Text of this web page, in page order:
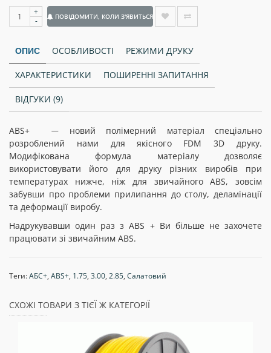
+
-
ПОВІДОМИТИ, КОЛИ З'ЯВИТЬСЯ
ОПИС ОСОБЛИВОСТІ РЕЖИМИ ДРУКУ
ХАРАКТЕРИСТИКИ ПОШИРЕННІ ЗАПИТАННЯ
ВІДГУКИ (9)
ABS+ —
новий полімерний матеріал спеціально
розроблений нами для якісного FDM 3D друку.
Модифікована формула матеріалу дозволяє
використовувати його для друку різних виробів при
температурах нижче, ніж для звичайного ABS, зовсім
забувши про проблеми прилипання до столу, деламінації
та деформації виробу.
Надрукувавши один раз з АBS + Ви більше не захочете
працювати зі звичайним АBS.
Теги:АБС+, ABS+, 1.75, 3.00, 2.85, Салатовий
СХОЖІ ТОВАРИ З ТІЄЇ Ж КАТЕГОРІЇ